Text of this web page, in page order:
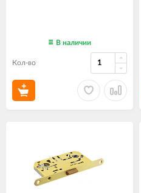
В наличии
Кол-во